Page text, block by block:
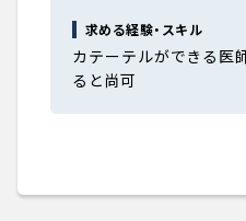
求める経験・スキル
カテーテルができる医
ると尚可